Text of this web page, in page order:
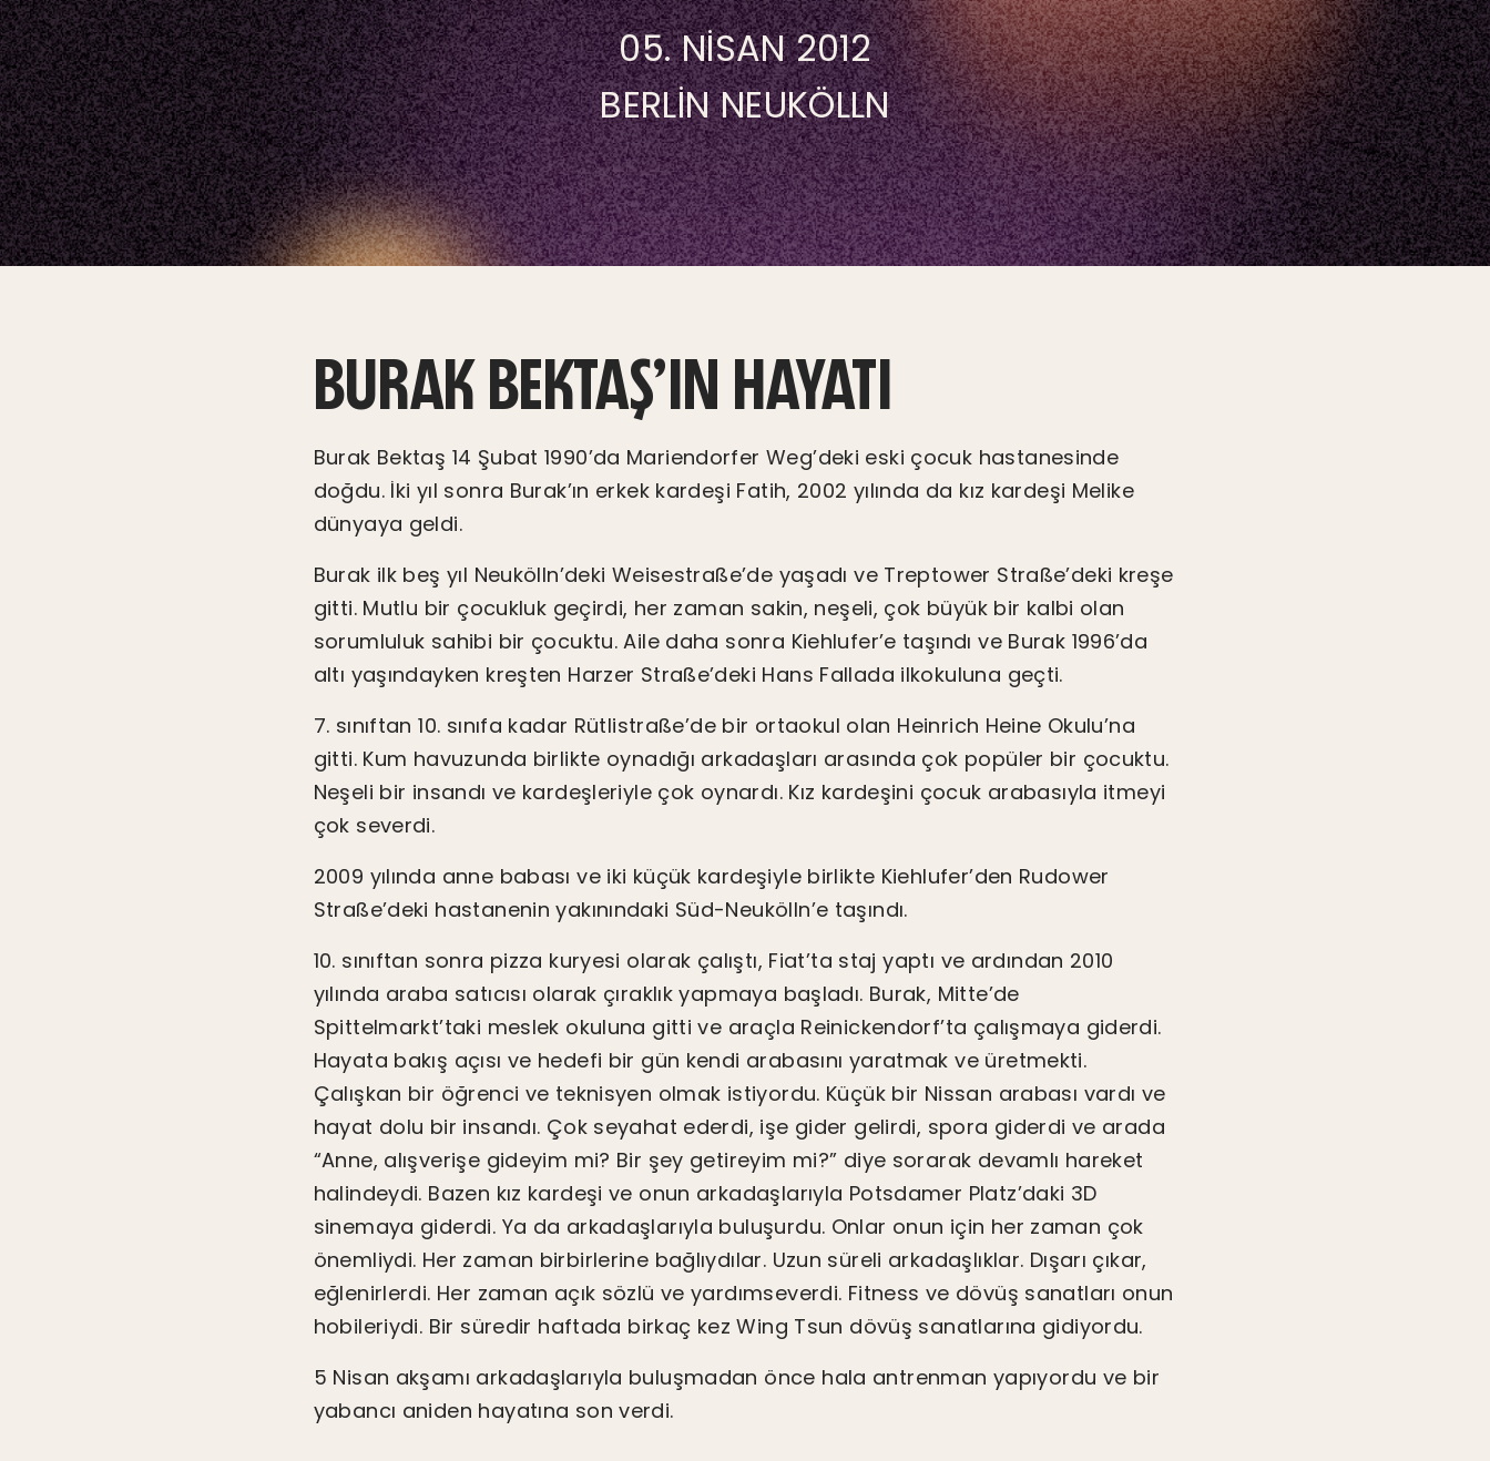
05. NISAN 2012
BERLIN NEUKÖLLN
BURAK BEKTAŞ’IN HAYATI
Burak Bektaş 14 Şubat 1990’da Mariendorfer Weg’deki eski çocuk hastanesinde
doğdu. İki yıl sonra Burak’ın erkek kardeşi Fatih, 2002 yılında da kız kardeşi Melike
dünyaya geldi.
Burak ilk beş yıl Neukölln’deki Weisestraße’de yaşadı ve Treptower Straße’deki kreşe
gitti. Mutlu bir çocukluk geçirdi, her zaman sakin, neşeli, çok büyük bir kalbi olan
sorumluluk sahibi bir çocuktu. Aile daha sonra Kiehlufer’e taşındı ve Burak 1996’da
altı yaşındayken kreşten Harzer Straße’deki Hans Fallada ilkokuluna geçti.
7. sınıftan 10. sınıfa kadar Rütlistraße’de bir ortaokul olan Heinrich Heine Okulu’na
gitti. Kum havuzunda birlikte oynadığı arkadaşları arasında çok popüler bir çocuktu.
Neşeli bir insandı ve kardeşleriyle çok oynardı. Kız kardeşini çocuk arabasıyla itmeyi
çok severdi.
2009 yılında anne babası ve iki küçük kardeşiyle birlikte Kiehlufer’den Rudower
Straße’deki hastanenin yakınındaki Süd-Neukölln’e taşındı.
10. sınıftan sonra pizza kuryesi olarak çalıştı, Fiat’ta staj yaptı ve ardından 2010
yılında araba satıcısı olarak çıraklık yapmaya başladı. Burak, Mitte’de
Spittelmarkt’taki meslek okuluna gitti ve araçla Reinickendorf’ta çalışmaya giderdi.
Hayata bakış açısı ve hedefi bir gün kendi arabasını yaratmak ve üretmekti.
Çalışkan bir öğrenci ve teknisyen olmak istiyordu. Küçük bir Nissan arabası vardı ve
hayat dolu bir insandı. Çok seyahat ederdi, işe gider gelirdi, spora giderdi ve arada
“Anne, alışverişe gideyim mi? Bir şey getireyim mi?” diye sorarak devamlı hareket
halindeydi. Bazen kız kardeşi ve onun arkadaşlarıyla Potsdamer Platz’daki 3D
sinemaya giderdi. Ya da arkadaşlarıyla buluşurdu. Onlar onun için her zaman çok
önemliydi. Her zaman birbirlerine bağlıydılar. Uzun süreli arkadaşlıklar. Dışarı çıkar,
eğlenirlerdi. Her zaman açık sözlü ve yardımseverdi. Fitness ve dövüş sanatları onun
hobileriydi. Bir süredir haftada birkaç kez Wing Tsun dövüş sanatlarına gidiyordu.
5 Nisan akşamı arkadaşlarıyla buluşmadan önce hala antrenman yapıyordu ve bir
yabancı aniden hayatına son verdi.